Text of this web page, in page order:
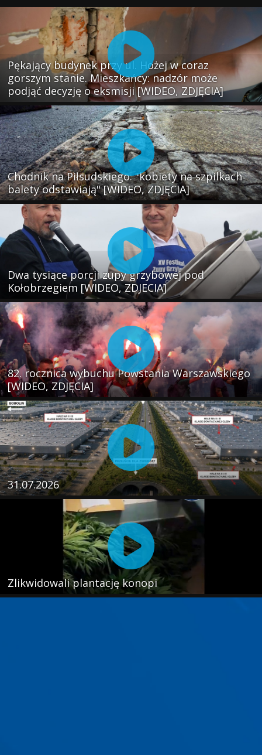
Pękający budynek przy ul. Hożej w coraz
gorszym stanie. Mieszkańcy: nadzór może
podjąć decyzję o eksmisji [WIDEO, ZDJĘCIA]
Chodnik na Piłsudskiego: "kobiety na szpilkach
balety odstawiają" [WIDEO, ZDJĘCIA]
Dwa tysiące porcji zupy grzybowej pod
Kołobrzegiem [WIDEO, ZDJECIA]
82. rocznica wybuchu Powstania Warszawskiego
[WIDEO, ZDJĘCIA]
31.07.2026
Zlikwidowali plantację konopi